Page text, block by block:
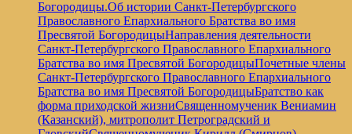
Богородицы.Об истории Санкт-Петербургского
Православного Епархиального Братства во имя
Пресвятой БогородицыНаправления деятельности
Санкт-Петербургского Православного Епархиального
Братства во имя Пресвятой БогородицыПочетные члены
Санкт-Петербургского Православного Епархиального
Братства во имя Пресвятой БогородицыБратство как
форма приходской жизниСвященномученик Вениамин
(Казанский), митрополит Петроградский и